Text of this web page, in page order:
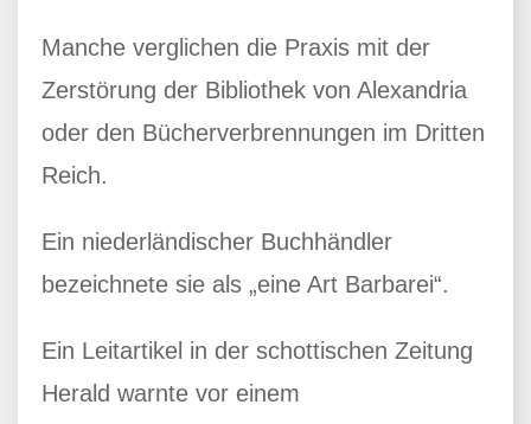
Manche verglichen die Praxis mit der
Zerstörung der Bibliothek von Alexandria
oder den Bücherverbrennungen im Dritten
Reich.
Ein niederländischer Buchhändler
bezeichnete sie als „eine Art Barbarei“.
Ein Leitartikel in der schottischen Zeitung
Herald warnte vor einem